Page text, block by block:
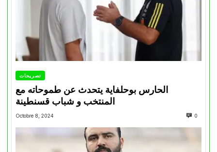
تصريحات
الحارس بوحلفاية يتحدث عن طموحاته مع
المنتخب و شباب قسنطينة
Octobre 8, 2024 0